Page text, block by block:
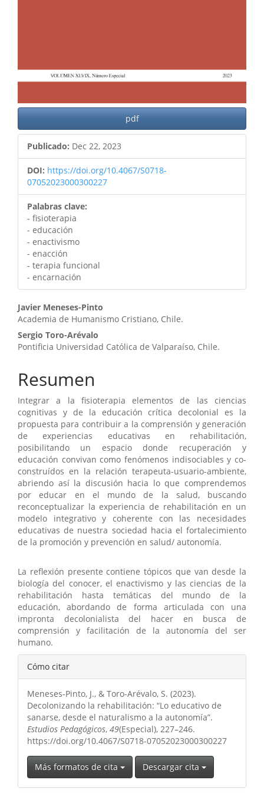
pdf
Publicado: Dec 22, 2023
DOI: https://doi.org/10.4067/S0718-
07052023000300227
Palabras clave:
- fisioterapia
- educación
- enactivismo
- enacción
- terapia funcional
- encarnación
Contenido
principal
del
artículo
Javier Meneses-Pinto
Academia de Humanismo Cristiano, Chile.
Sergio Toro-Arévalo
Pontificia Universidad Católica de Valparaíso, Chile.
Resumen
Integrar a la fisioterapia elementos de las ciencias
cognitivas y de la educación crítica decolonial es la
propuesta para contribuir a la comprensión y generación
de experiencias educativas en rehabilitación,
posibilitando un espacio donde recuperación y
educación convivan como fenómenos indisociables y co-
construídos en la relación terapeuta-usuario-ambiente,
abriendo así la discusión hacia lo que comprendemos
por educar en el mundo de la salud, buscando
reconceptualizar la experiencia de rehabilitación en un
modelo integrativo y coherente con las necesidades
educativas de nuestra sociedad hacia el fortalecimiento
de la promoción y prevención en salud/ autonomía.
La reflexión presente contiene tópicos que van desde la
biología del conocer, el enactivismo y las ciencias de la
rehabilitación hasta temáticas del mundo de la
educación, abordando de forma articulada con una
impronta decolonialista del hacer en busca de
comprensión y facilitación de la autonomía del ser
humano.
Detalles
del
artículo
Cómo citar
Meneses-Pinto, J., & Toro-Arévalo, S. (2023).
Decolonizando la rehabilitación: “Lo educativo de
sanarse, desde el naturalismo a la autonomía”.
Estudios Pedagógicos, 49(Especial), 227–246.
https://doi.org/10.4067/S0718-07052023000300227
Más formatos de cita Descargar cita